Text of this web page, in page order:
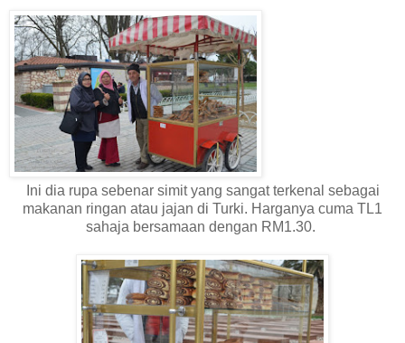
Ini dia rupa sebenar simit yang sangat terkenal sebagai
makanan ringan atau jajan di Turki. Harganya cuma TL1
sahaja bersamaan dengan RM1.30.